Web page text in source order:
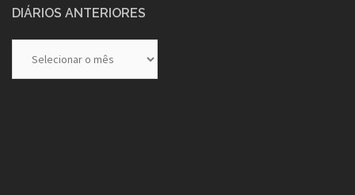
DIÁRIOS ANTERIORES
Anteriores